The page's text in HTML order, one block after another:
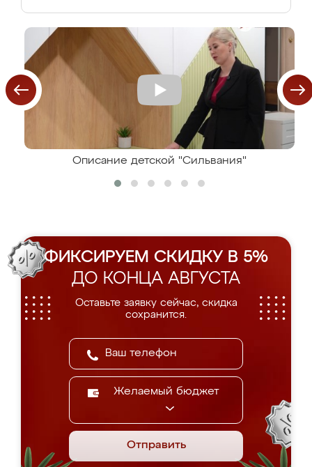
Описание детской "Сильвания"
ФИКСИРУЕМ СКИДКУ В 5%
ДО КОНЦА АВГУСТА
Оставьте заявку сейчас, скидка
сохранится.
Желаемый бюджет
Отправить